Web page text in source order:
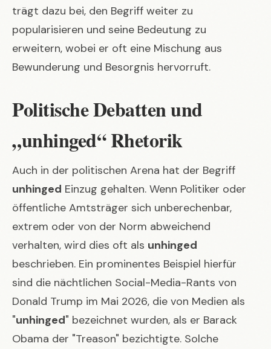
trägt dazu bei, den Begriff weiter zu
popularisieren und seine Bedeutung zu
erweitern, wobei er oft eine Mischung aus
Bewunderung und Besorgnis hervorruft.
Politische Debatten und
„unhinged“ Rhetorik
Auch in der politischen Arena hat der Begriff
unhinged Einzug gehalten. Wenn Politiker oder
öffentliche Amtsträger sich unberechenbar,
extrem oder von der Norm abweichend
verhalten, wird dies oft als unhinged
beschrieben. Ein prominentes Beispiel hierfür
sind die nächtlichen Social-Media-Rants von
Donald Trump im Mai 2026, die von Medien als
"unhinged" bezeichnet wurden, als er Barack
Obama der "Treason" bezichtigte. Solche